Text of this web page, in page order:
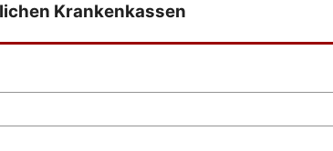
Krankenkassen